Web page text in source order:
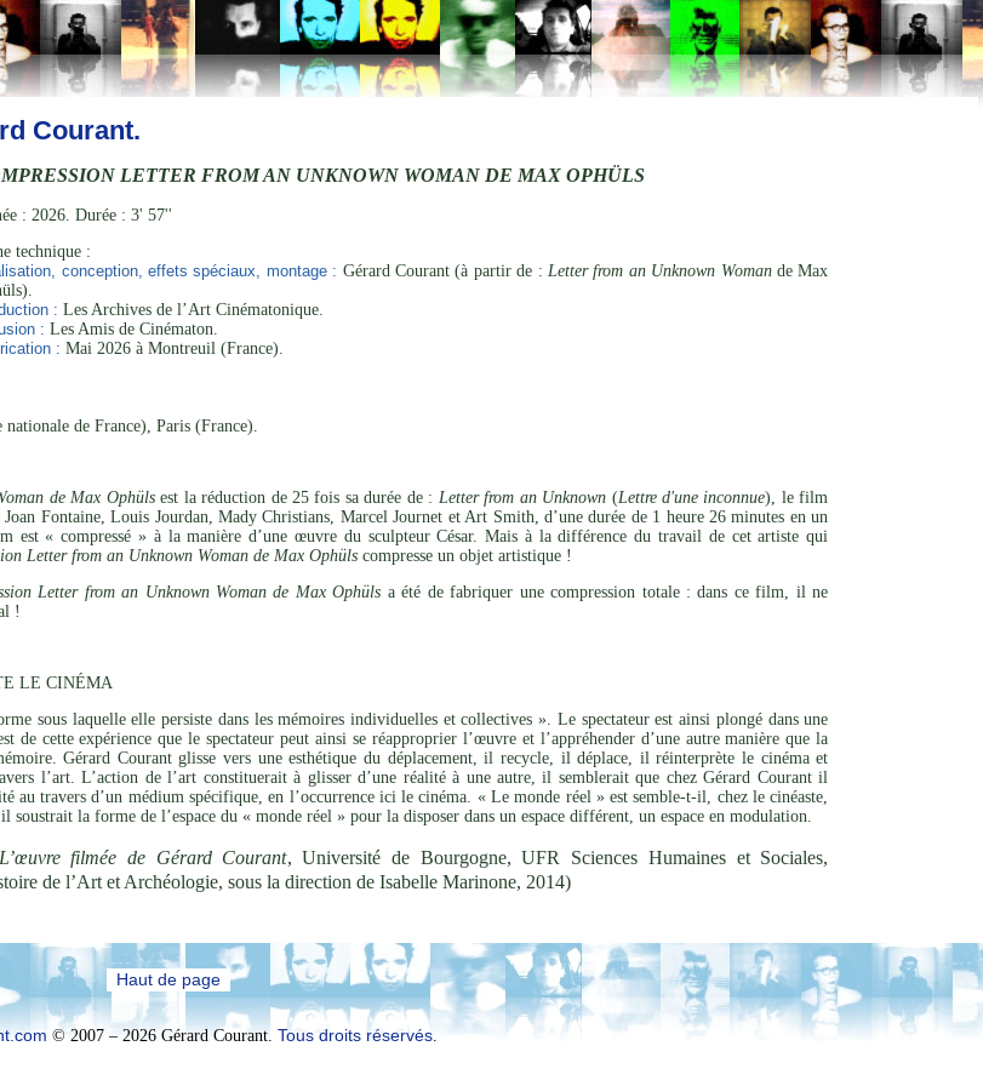
Courant.
LETTER FROM AN UNKNOWN WOMAN DE MAX OPHÜLS
: 2026. Durée : 3' 57''
technique :
conception, effets spéciaux, montage : Gérard Courant (à partir de : Letter from an Unknown Womande Max
: Les Archives de l’Art Cinématonique.
: Les Amis de Cinématon.
: Mai 2026 à Montreuil (France).
de France), Paris (France).
de Max Ophülsest la réduction de 25 fois sa durée de : Letter from an Unknown (Lettre d'une inconnue), le film
Fontaine, Louis Jourdan, Mady Christians, Marcel Journet et Art Smith, d’une durée de 1 heure 26 minutes en un
est « compressé » à la manière d’une œuvre du sculpteur César. Mais à la différence du travail de cet artiste qui
Letter from an Unknown Woman de Max Ophüls compresse un objet artistique !
Letter from an Unknown Woman de Max Ophüls a été de fabriquer une compression totale : dans ce film, il ne
!
LE CINÉMA
sous laquelle elle persiste dans les mémoires individuelles et collectives ». Le spectateur est ainsi plongé dans une
de cette expérience que le spectateur peut ainsi se réapproprier l’œuvre et l’appréhender d’une autre manière que la
Gérard Courant glisse vers une esthétique du déplacement, il recycle, il déplace, il réinterprète le cinéma et
l’art. L’action de l’art constituerait à glisser d’une réalité à une autre, il semblerait que chez Gérard Courant il
au travers d’un médium spécifique, en l’occurrence ici le cinéma. « Le monde réel » est semble-t-il, chez le cinéaste,
soustrait la forme de l’espace du « monde réel » pour la disposer dans un espace différent, un espace en modulation.
L’œuvre filmée de Gérard Courant, Université de Bourgogne, UFR Sciences Humaines et Sociales,
de l’Art et Archéologie, sous la direction de Isabelle Marinone, 2014)
Haut de page
© 2007 – 2026 Gérard Courant. Tous droits réservés.